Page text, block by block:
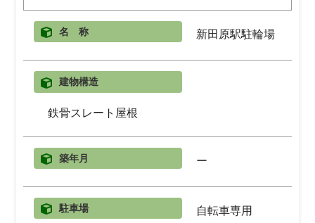
名 称 新田原駅駐輪場
建物構造
鉄骨スレート屋根
築年月 ー
駐車場 自転車専用